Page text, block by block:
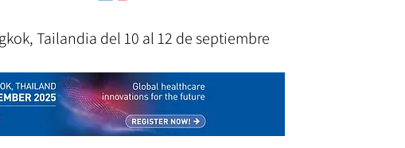
Tailandia del 10 al 12 de septiembre